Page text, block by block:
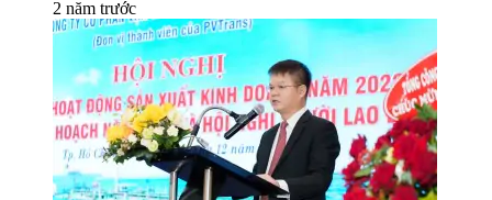
2 năm trước